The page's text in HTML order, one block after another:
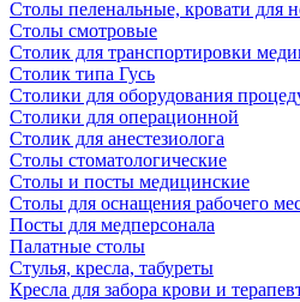
Столы пеленальные, кровати для
Столы смотровые
Столик для транспортировки
Столик типа Гусь
Столики для оборудования
Столики для операционной
Столик для анестезиолога
Столы стоматологические
Столы и посты медицинские
Столы для оснащения рабочего
Посты для медперсонала
Палатные столы
Стулья, кресла, табуреты
Кресла для забора крови и